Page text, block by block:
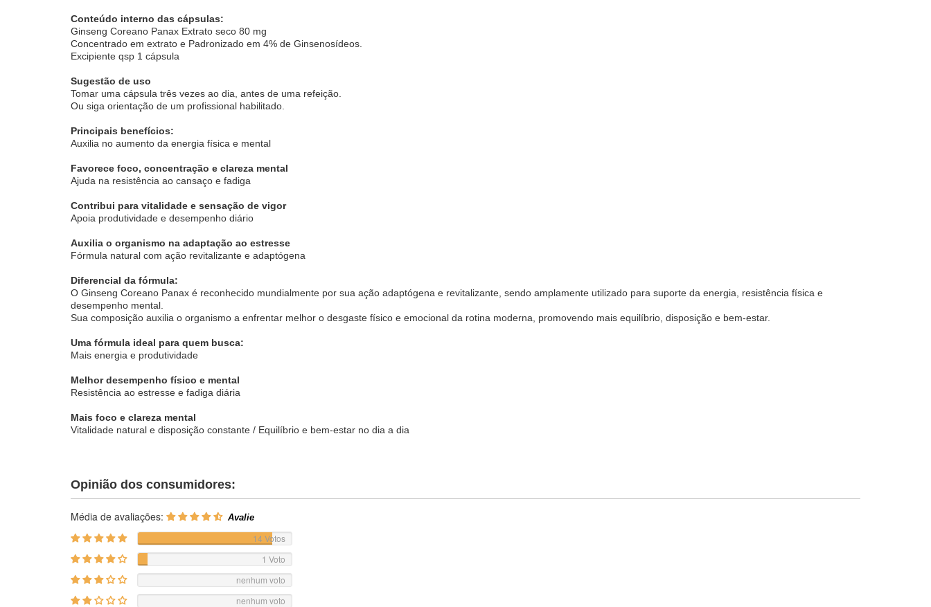
Conteúdo interno das cápsulas:
Ginseng Coreano Panax Extrato seco 80 mg
Concentrado em extrato e Padronizado em 4% de Ginsenosídeos.
Excipiente qsp 1 cápsula
Sugestão de uso
Tomar uma cápsula três vezes ao dia, antes de uma refeição.
Ou siga orientação de um profissional habilitado.
Principais benefícios:
Auxilia no aumento da energia física e mental
Favorece foco, concentração e clareza mental
Ajuda na resistência ao cansaço e fadiga
Contribui para vitalidade e sensação de vigor
Apoia produtividade e desempenho diário
Auxilia o organismo na adaptação ao estresse
Fórmula natural com ação revitalizante e adaptógena
Diferencial da fórmula:
O Ginseng Coreano Panax é reconhecido mundialmente por sua ação adaptógena e revitalizante, sendo amplamente utilizado para suporte da energia, resistência física e
desempenho mental.
Sua composição auxilia o organismo a enfrentar melhor o desgaste físico e emocional da rotina moderna, promovendo mais equilíbrio, disposição e bem-estar.
Uma fórmula ideal para quem busca:
Mais energia e produtividade
Melhor desempenho físico e mental
Resistência ao estresse e fadiga diária
Mais foco e clareza mental
Vitalidade natural e disposição constante / Equilíbrio e bem-estar no dia a dia
Opinião dos consumidores:
Média de avaliações:
14 Votos
1 Voto
nenhum voto
nenhum voto